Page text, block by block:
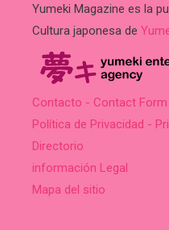
Yumeki Magazine es la
Cultura japonesa de
Contacto - Contact Form
Política de Privacidad -
Directorio
información Legal
Mapa del sitio